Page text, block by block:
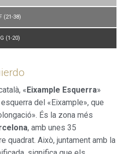
F (21-38)
G (1-20)
«Eixample Esquerra»
del «Eixample», que
És la zona més
, amb unes 35
quadrat. Això, juntament amb la